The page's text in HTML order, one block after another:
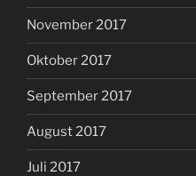
November 2017
Oktober 2017
September 2017
August 2017
Juli 2017